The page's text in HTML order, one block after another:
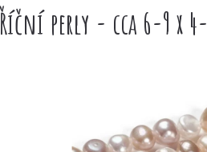
Říční perly - cca 6-9 x